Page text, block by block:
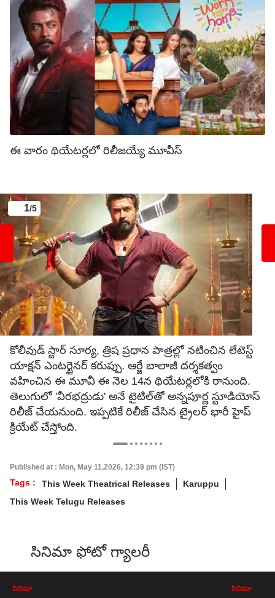
ఈ వారం థియేటర్లలో రిలీజయ్యే మూవీస్
1/5
కోలీవుడ్ స్టార్ సూర్య, త్రిష ప్రధాన పాత్రల్లో నటించిన లేటెస్ట్
యాక్షన్ ఎంటర్టైనర్ కరుప్పు. ఆర్జే బాలాజీ దర్శకత్వం
వహించిన ఈ మూవీ ఈ నెల 14న థియేటర్లలోకి రానుంది.
తెలుగులో 'వీరభద్రుడు' అనే టైటిల్‌‌తో అన్నపూర్ణ స్టూడియోస్
రిలీజ్ చేయనుంది. ఇప్పటికే రిలీజ్ చేసిన ట్రైలర్ భారీ హైప్
క్రియేట్ చేస్తోంది.
Published at : Mon, May 11,2026, 12:39 pm (IST)
Tags : This Week Theatrical Releases
Karuppu
This Week Telugu Releases
సినిమా ఫోటో గ్యాలరీ
సినిమా సినిమా